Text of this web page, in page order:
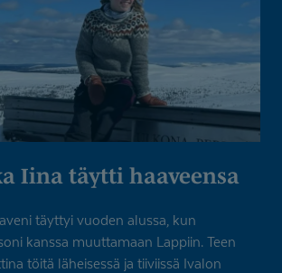
Iina täytti haaveensa
täyttyi vuoden alussa, kun
kanssa muuttamaan Lappiin. Teen
töitä läheisessä ja tiiviissä Ivalon